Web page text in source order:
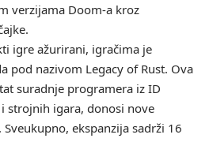
verzijama Doom-a kroz
igre ažurirani, igračima je
pod nazivom Legacy of Rust. Ova
suradnje programera iz ID
strojnih igara, donosi nove
ekspanzija sadrži 16